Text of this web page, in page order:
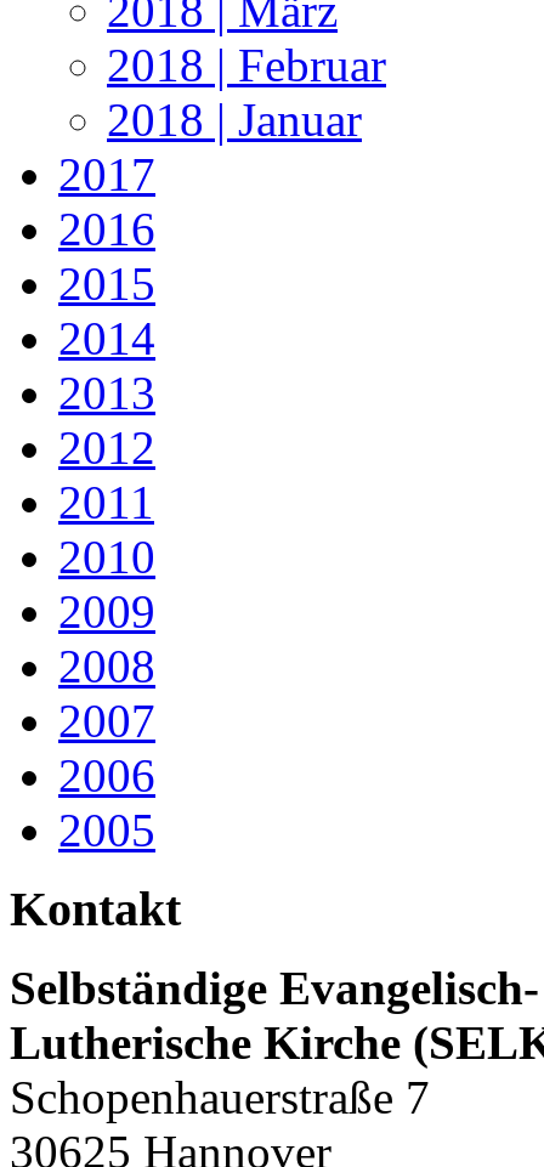
2018 | März
2018 | Februar
2018 | Januar
2017
2016
2015
2014
2013
2012
2011
2010
2009
2008
2007
2006
2005
Kontakt
Selbständige Evangelisch-
Lutherische Kirche
Schopenhauerstraße 7
30625 Hannover